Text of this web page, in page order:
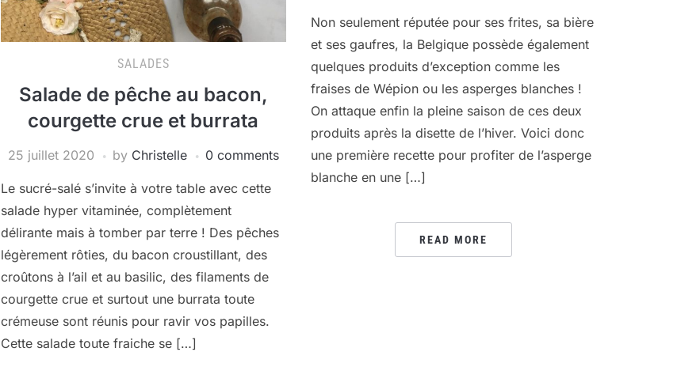
SALADES
Salade de pêche au bacon,
courgette crue et burrata
25 juillet 2020 by Christelle 0 comments
Le sucré-salé s’invite à votre table avec cette
salade hyper vitaminée, complètement
délirante mais à tomber par terre ! Des pêches
légèrement rôties, du bacon croustillant, des
croûtons à l’ail et au basilic, des filaments de
courgette crue et surtout une burrata toute
crémeuse sont réunis pour ravir vos papilles.
Cette salade toute fraiche se […]
Non seulement réputée pour ses frites, sa bière
et ses gaufres, la Belgique possède également
quelques produits d’exception comme les
fraises de Wépion ou les asperges blanches !
On attaque enfin la pleine saison de ces deux
produits après la disette de l’hiver. Voici donc
une première recette pour profiter de l’asperge
blanche en une […]
READ MORE